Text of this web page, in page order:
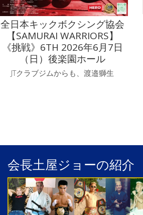
全日本キックボクシング協会
【SAMURAI WARRIORS】
《挑戦》6TH 2026年6月7日
（日）後楽園ホール
JTクラブジムからも、渡邉獅生
会長土屋ジョーの紹介